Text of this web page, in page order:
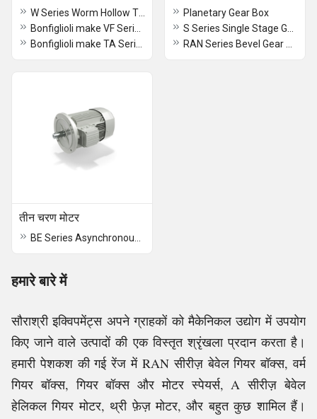
Planetary Gear Box
तीन चरण मोटर
हमारे बारे में
सौराश्री इक्विपमेंट्स अपने ग्राहकों को मैकेनिकल उद्योग में उपयोग
किए जाने वाले उत्पादों की एक विस्तृत श्रृंखला प्रदान करता है।
हमारी पेशकश की गई रेंज में RAN सीरीज़ बेवेल गियर बॉक्स, वर्म
गियर बॉक्स, गियर बॉक्स और मोटर स्पेयर्स, A सीरीज़ बेवेल
हेलिकल गियर मोटर, थ्री फ़ेज़ मोटर, और बहुत कुछ शामिल हैं।